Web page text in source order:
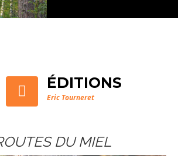
QUI
ÉDITIONS
Eric Tourneret
DU MIEL